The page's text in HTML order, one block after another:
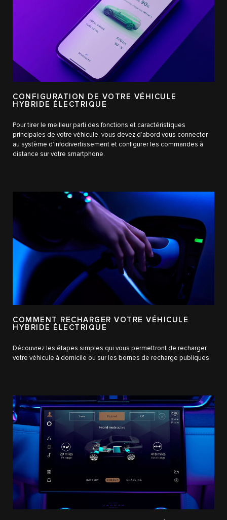
CONFIGURATION DE VOTRE VÉHICULE
HYBRIDE ÉLECTRIQUE
Pour tirer le meilleur parti des fonctions et caractéristiques
principales de votre véhicule, vous devez d’abord vous connecter
au système d’infodivertissement et configurer les commandes à
distance sur votre smartphone.
COMMENT RECHARGER VOTRE VÉHICULE
HYBRIDE ÉLECTRIQUE
Découvrez les étapes simples qui vous permettront de recharger
votre véhicule à domicile ou sur les bornes de recharge publiques.